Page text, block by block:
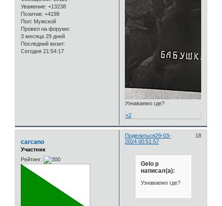
Уважение: +13238
Позитив: +4198
Пол: Мужской
Провел на форуме:
3 месяца 29 дней
Последний визит:
Сегодня 21:54:17
Узнаваемо где?
+2
Поделиться 18
29-03-
2024 00:51:57
carcano
Участник
Рейтинг:
Gelo p
написал(а):
Узнаваемо где?